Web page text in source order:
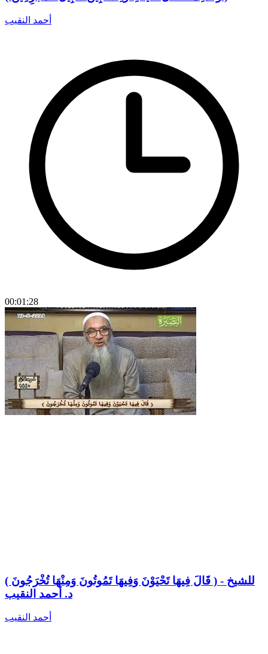
أحمد النقيب
00:01:28
( قَالَ فِيهَا تَحْيَوْنَ وَفِيهَا تَمُوتُونَ وَمِنْهَا تُخْرَجُونَ ) - للشيخ
د. أحمد النقيب
أحمد النقيب